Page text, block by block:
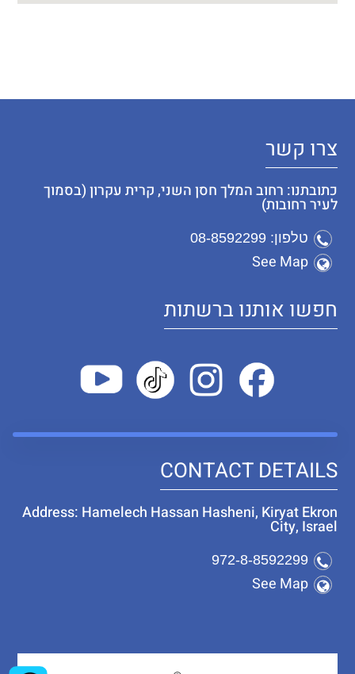
צרו קשר
כתובתנו: רחוב המלך חסן השני, קרית עקרון (בסמוך
לעיר רחובות)
טלפון: 08-8592299
See Map
חפשו אותנו ברשתות
CONTACT DETAILS
Address: Hamelech Hassan Hasheni, Kiryat Ekron
City, Israel
972-8-8592299
See Map